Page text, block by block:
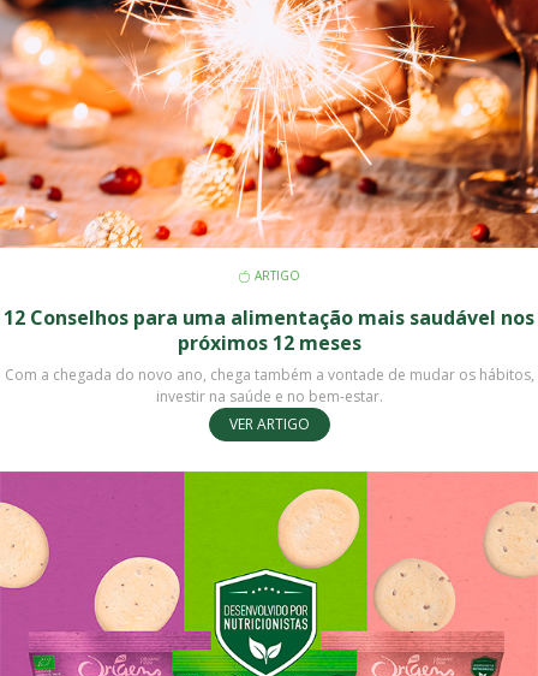
ARTIGO
12 Conselhos para uma alimentação mais saudável nos
próximos 12 meses
​​​​​​​Com a chegada do novo ano, chega também a vontade de mudar os hábitos,
investir na saúde e no bem-estar.
VER ARTIGO